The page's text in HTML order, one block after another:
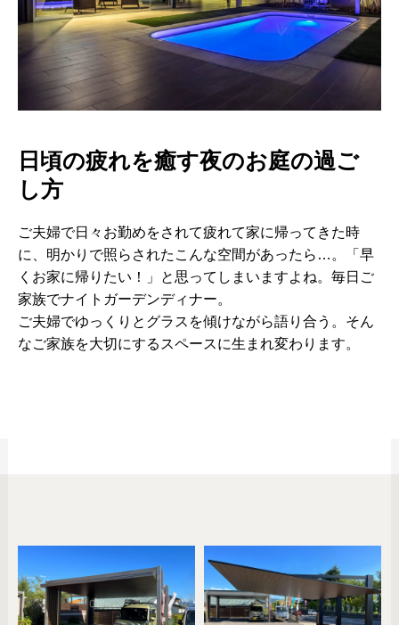
日頃の疲れを癒す夜のお庭の過ご
し方
ご夫婦で日々お勤めをされて疲れて家に帰ってきた時
に、明かりで照らされたこんな空間があったら…。「早
くお家に帰りたい！」と思ってしまいますよね。毎日ご
家族でナイトガーデンディナー。
ご夫婦でゆっくりとグラスを傾けながら語り合う。そん
なご家族を大切にするスペースに生まれ変わります。